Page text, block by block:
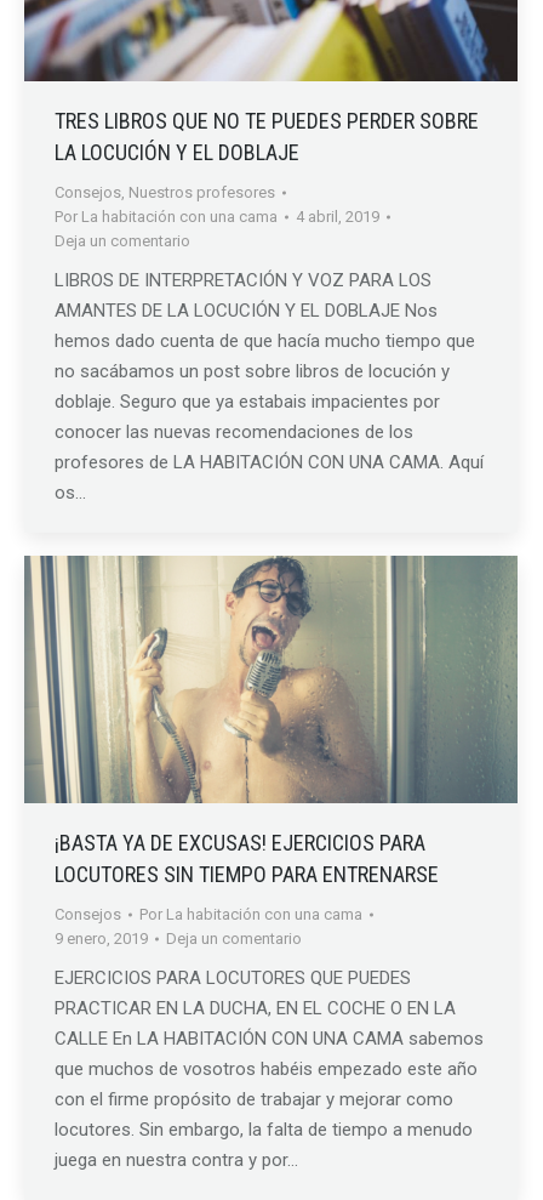
TRES LIBROS QUE NO TE PUEDES PERDER SOBRE
LA LOCUCIÓN Y EL DOBLAJE
Consejos Nuestros profesores
Por La habitación con una cama
4 abril, 2019
Deja un comentario
LIBROS DE INTERPRETACIÓN Y VOZ PARA LOS
AMANTES DE LA LOCUCIÓN Y EL DOBLAJE Nos
hemos dado cuenta de que hacía mucho tiempo que
no sacábamos un post sobre libros de locución y
doblaje. Seguro que ya estabais impacientes por
conocer las nuevas recomendaciones de los
profesores de LA HABITACIÓN CON UNA CAMA. Aquí
os…
¡BASTA YA DE EXCUSAS! EJERCICIOS PARA
LOCUTORES SIN TIEMPO PARA ENTRENARSE
Consejos Por La habitación con una cama
9 enero, 2019
Deja un comentario
EJERCICIOS PARA LOCUTORES QUE PUEDES
PRACTICAR EN LA DUCHA, EN EL COCHE O EN LA
CALLE En LA HABITACIÓN CON UNA CAMA sabemos
que muchos de vosotros habéis empezado este año
con el firme propósito de trabajar y mejorar como
locutores. Sin embargo, la falta de tiempo a menudo
juega en nuestra contra y por…